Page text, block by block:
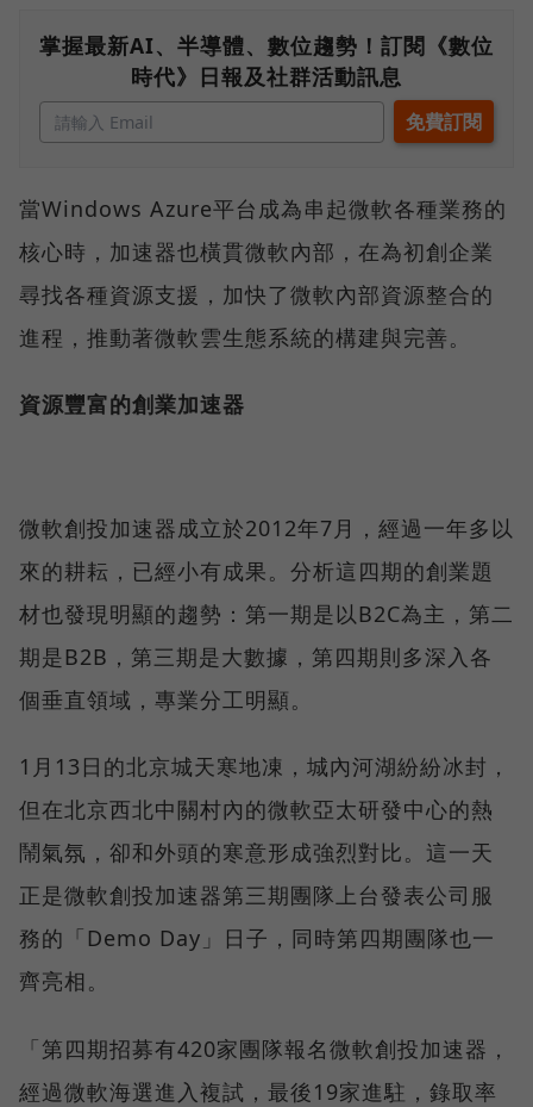
掌握最新AI、半導體、數位趨勢！訂閱《數位
時代》日報及社群活動訊息
當Windows Azure平台成為串起微軟各種業務的
核心時，加速器也橫貫微軟內部，在為初創企業
尋找各種資源支援，加快了微軟內部資源整合的
進程，推動著微軟雲生態系統的構建與完善。
資源豐富的創業加速器
微軟創投加速器成立於2012年7月，經過一年多以
來的耕耘，已經小有成果。分析這四期的創業題
材也發現明顯的趨勢：第一期是以B2C為主，第二
期是B2B，第三期是大數據，第四期則多深入各
個垂直領域，專業分工明顯。
1月13日的北京城天寒地凍，城內河湖紛紛冰封，
但在北京西北中關村內的微軟亞太研發中心的熱
鬧氣氛，卻和外頭的寒意形成強烈對比。這一天
正是微軟創投加速器第三期團隊上台發表公司服
務的「Demo Day」日子，同時第四期團隊也一
齊亮相。
「第四期招募有420家團隊報名微軟創投加速器，
經過微軟海選進入複試，最後19家進駐，錄取率